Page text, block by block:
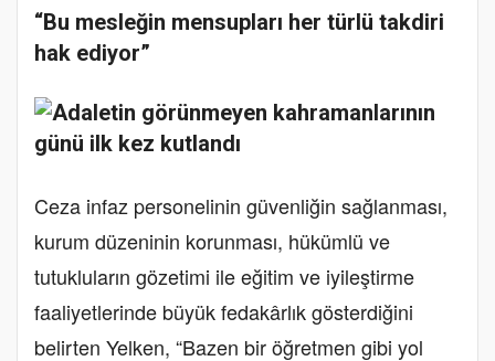
“Bu mesleğin mensupları her türlü takdiri
hak ediyor”
Ceza infaz personelinin güvenliğin sağlanması,
kurum düzeninin korunması, hükümlü ve
tutukluların gözetimi ile eğitim ve iyileştirme
faaliyetlerinde büyük fedakârlık gösterdiğini
belirten Yelken, “Bazen bir öğretmen gibi yol